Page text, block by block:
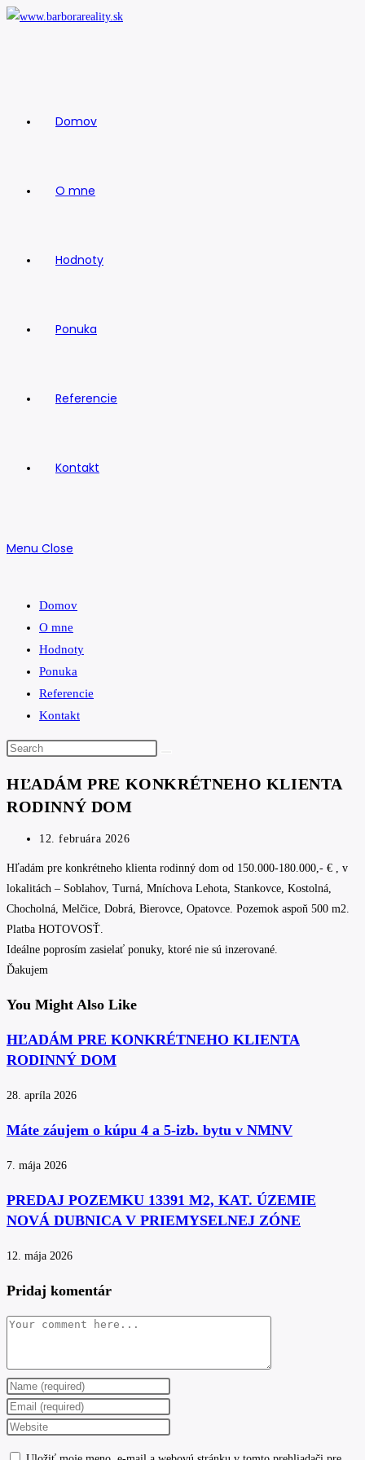
Skip
Domov
O mne
Hodnoty
Ponuka
Referencie
Kontakt
Menu Close
Domov
O mne
Hodnoty
Ponuka
Referencie
Kontakt
Search
website
HĽADÁM PRE KONKRÉTNEHO KLIENTA
RODINNÝ DOM
Post
12. februára 2026
Hľadám pre konkrétneho klienta rodinný dom od 150.000-180.000,- € , v
lokalitách – Soblahov, Turná, Mníchova Lehota, Stankovce, Kostolná,
Chocholná, Melčice, Dobrá, Bierovce, Opatovce. Pozemok aspoň 500 m2.
Platba HOTOVOSŤ.
Ideálne poprosím zasielať ponuky, ktoré nie sú inzerované.
Ďakujem
You Might Also Like
HĽADÁM PRE KONKRÉTNEHO KLIENTA
RODINNÝ DOM
28. apríla 2026
Máte záujem o kúpu 4 a 5-izb. bytu v NMNV
7. mája 2026
PREDAJ POZEMKU 13391 M2, KAT. ÚZEMIE
NOVÁ DUBNICA V PRIEMYSELNEJ ZÓNE
12. mája 2026
Pridaj komentár
Comment
Enter
your
name
Enter
your
Enter